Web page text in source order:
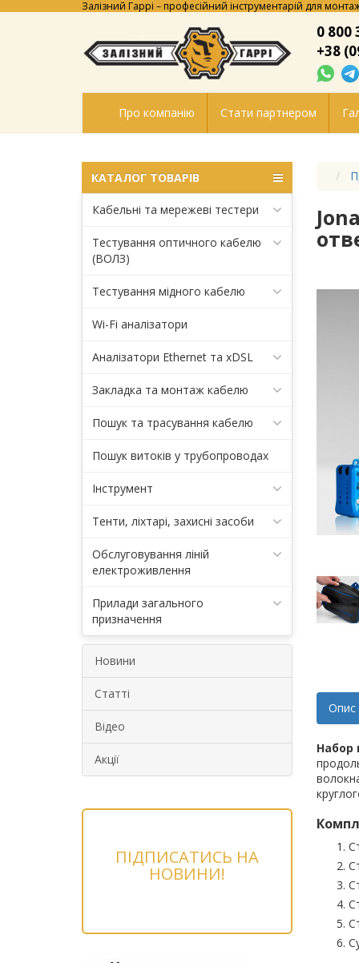
Залізний Гаррі – професійний інструментарій для
0 800
+38
Про компанію Стати партнером
КАТАЛОГ ТОВАРІВ
Кабельні та мережеві тестери
Тестування оптичного кабелю
(ВОЛЗ)
Тестування мідного кабелю
Wi-Fi аналізатори
Аналізатори Ethernet та xDSL
Закладка та монтаж кабелю
Пошук та трасування кабелю
Пошук витоків у трубопроводах
Інструмент
Тенти, ліхтарі, захисні засоби
Обслуговування ліній
електроживлення
Прилади загального
призначення
Новини
Статті
Відео
Акції
ПІДПИСАТИСЬ НА
НОВИНИ!
Опис
Набор